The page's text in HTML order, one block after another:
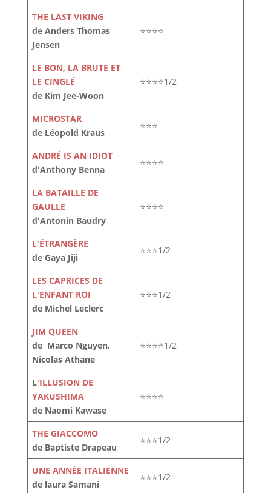
THE LAST VIKING
de Anders Thomas
Jensen
⭐⭐⭐⭐
LE BON, LA BRUTE ET
LE CINGLÉ
de Kim Jee-Woon
⭐⭐⭐⭐1/2
MICROSTAR
de Léopold Kraus
⭐⭐⭐
ANDRÉ IS AN IDIOT
d'Anthony Benna
⭐⭐⭐⭐
LA BATAILLE DE
GAULLE
d'Antonin Baudry
⭐⭐⭐⭐
L'ÉTRANGÈRE
de Gaya Jiji
⭐⭐⭐1/2
LES CAPRICES DE
L'ENFANT ROI
de Michel Leclerc
⭐⭐⭐1/2
JIM QUEEN
de Marco Nguyen,
Nicolas Athane
⭐⭐⭐⭐1/2
L'ILLUSION DE
YAKUSHIMA
de Naomi Kawase
⭐⭐⭐⭐
THE GIACCOMO
de Baptiste Drapeau
⭐⭐⭐1/2
UNE ANNÉE ITALIENNE
de laura Samani
⭐⭐⭐1/2